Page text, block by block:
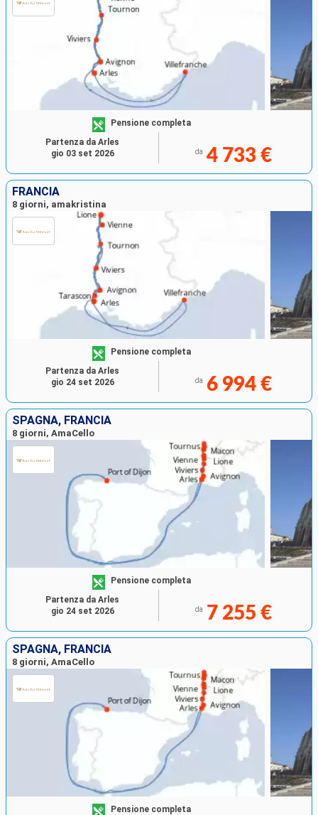
Pensione completa
da 4 733 €
Partenza da Arles
gio 03 set 2026
FRANCIA
8 giorni, amakristina
Pensione completa
da 6 994 €
Partenza da Arles
gio 24 set 2026
SPAGNA, FRANCIA
8 giorni, AmaCello
Pensione completa
da 7 255 €
Partenza da Arles
gio 24 set 2026
SPAGNA, FRANCIA
8 giorni, AmaCello
Pensione completa